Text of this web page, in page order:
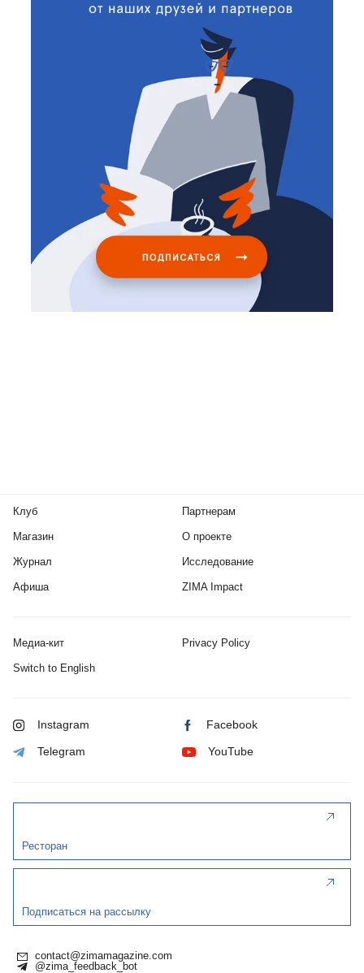
Клуб
Магазин
Журнал
Афиша
Партнерам
О проекте
Исследование
ZIMA Impact
Медиа-кит Privacy Policy
Switch to English
Instagram Facebook
Telegram YouTube
Ресторан
Подписаться на рассылку
contact@zimamagazine.com
@zima_feedback_bot